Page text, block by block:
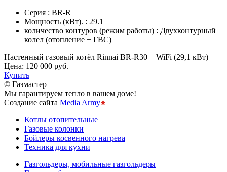
Серия : BR-R
Мощность (кВт). : 29.1
количество контуров (режим работы) : Двухконтурный
колел (отопление + ГВС)
Настенный газовый котёл Rinnai BR-R30 + WiFi (29,1 кВт)
Цена: 120 000 руб.
Купить
© Газмастер
Мы гарантируем тепло в вашем доме!
Создание сайта Media Army
Котлы отопительные
Газовые колонки
Бойлеры косвенного нагрева
Техника для кухни
Газгольдеры, мобильные газгольдеры